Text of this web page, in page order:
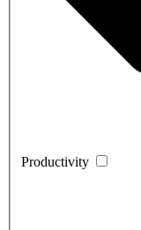
Productivity